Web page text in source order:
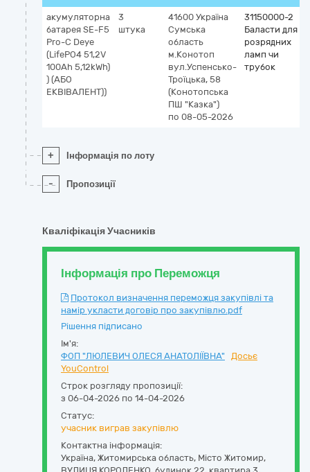
акумуляторна
батарея SE-F5
Pro-C Deye
(LifePO4 51,2V
100Ah 5,12kWh)
) (АБО
ЕКВІВАЛЕНТ))
3
штука
41600 Україна
Сумська
область
м.Конотоп
вул.Успенсько-
Троїцька, 58
(Конотопська
ПШ "Казка")
по 08-05-2026
31150000-2
Баласти для
розрядних
ламп чи
трубок
+ Інформація по лоту
- Пропозиції
Кваліфікація Учасників
Інформація про Переможця
Протокол визначення переможця закупівлі та
намір укласти договір про закупівлю.pdf
Рішення підписано
Ім'я:
ФОП "ЛЮЛЕВИЧ ОЛЕСЯ АНАТОЛІЇВНА"
Досьє
YouControl
Строк розгляду пропозиції:
з 06-04-2026 по 14-04-2026
Статус:
учасник виграв закупівлю
Контактна інформація:
Україна, Житомирська область, Місто Житомир,